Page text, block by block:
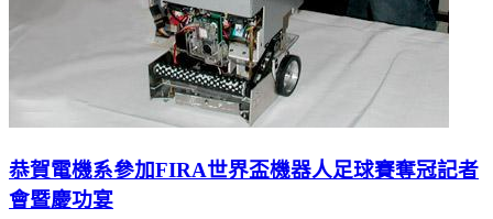
恭賀電機系參加FIRA世界盃機器人足球賽奪冠記者
會暨慶功宴